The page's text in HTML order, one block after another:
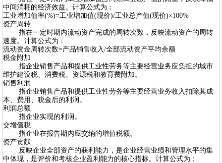
中间消耗的经济效益。计算公式为：
工业增加值率(%)=工业增加值(现价)/工业总产值(现价)×100%
资产周转
指在一定时期内流动资产完成的周转次数，反映流动资产的周转
速度。计算公式为：
流动资金周转次数=产品销售收入/全部流动资产平均余额
税金附加
指企业销售产品和提供工业性劳务等主要经营业务应负担的城市
维护建设税、消费税、资源税和教育费附加。
销售利润
指企业销售产品和提供工业性劳务等主要经营业务收入扣除其成
本、费用、税金后的利润。
利润总额
指企业实现的利润。
交增值税
指企业在报告期内应交纳的增值税额。
资产贡献
反映企业全部资产的获利能力，是企业经营业绩和管理水平的集
中体现，是评价和考核企业盈利能力的核心指标。计算公式为：